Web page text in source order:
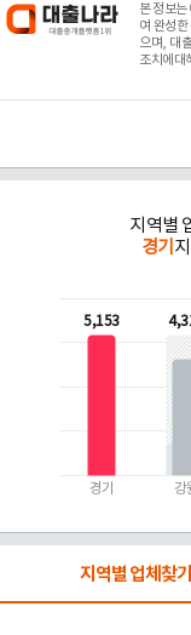
본 정보는
여 완성
으며, 대
조치에대
지역별
경기
5,153
경기 강
지역별 업체찾기